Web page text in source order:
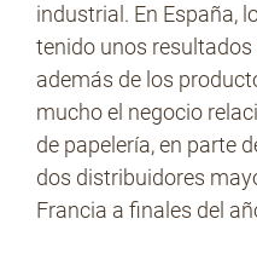
industrial. En España,
tenido unos resultados
además de los
mucho el negocio
de papelería, en parte
dos distribuidores
Francia a finales del